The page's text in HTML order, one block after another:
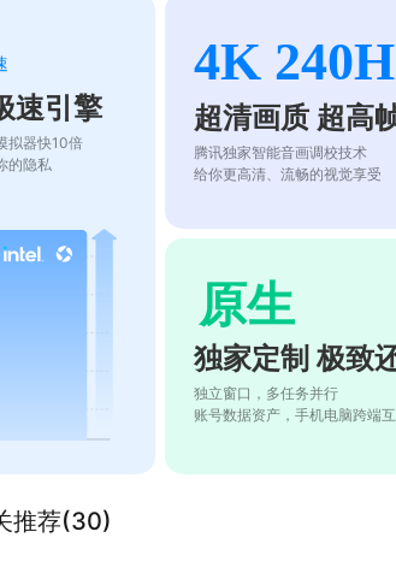
速引擎
拟器快10倍
的隐私
4K
超清画质 超高
腾讯独家智能音画调校技术
给你更高清、流畅的视觉享受
原生
独家定制 极致
独立窗口，多任务并行
账号数据资产，手机电脑跨端
推荐(30)